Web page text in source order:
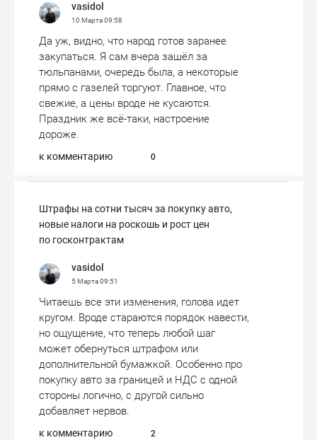
vasidol
10 Марта09:58
Да уж, видно, что народ готов заранее
закупаться. Я сам вчера зашёл за
тюльпанами, очередь была, а некоторые
прямо с газелей торгуют. Главное, что
свежие, а цены вроде не кусаются.
Праздник же всё-таки, настроение
дороже.
к комментарию 0
Штрафы на сотни тысяч за покупку авто,
новые налоги на роскошь и рост цен
по госконтрактам
vasidol
5 Марта09:51
Читаешь все эти изменения, голова идет
кругом. Вроде стараются порядок навести,
но ощущение, что теперь любой шаг
может обернуться штрафом или
дополнительной бумажкой. Особенно про
покупку авто за границей и НДС с одной
стороны логично, с другой сильно
добавляет нервов.
к комментарию 2